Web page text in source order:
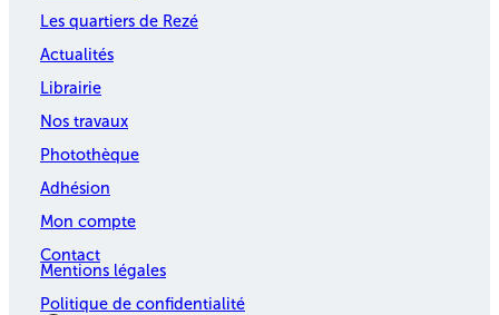
Les quartiers de Rezé
Actualités
Librairie
Nos travaux
Photothèque
Adhésion
Mon compte
Contact
Mentions légales
Politique de confidentialité